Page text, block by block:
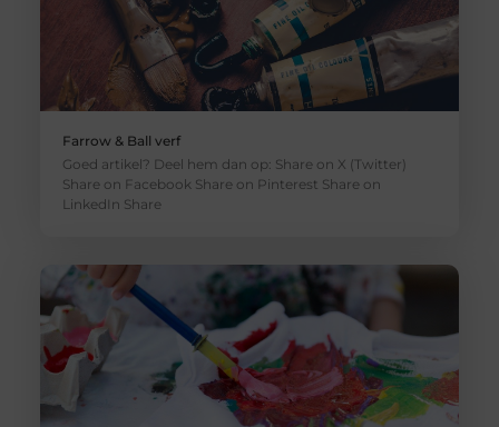
Farrow & Ball verf
Goed artikel? Deel hem dan op: Share on X (Twitter)
Share on Facebook Share on Pinterest Share on
LinkedIn Share